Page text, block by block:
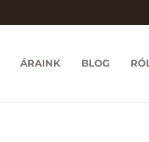
ÁRAINK BLOG